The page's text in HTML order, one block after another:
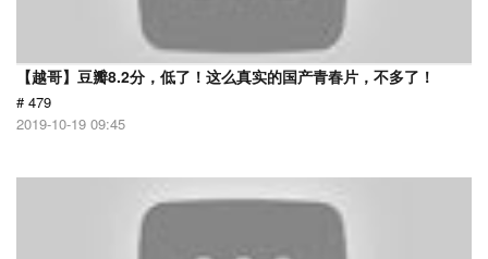
【越哥】豆瓣8.2分，低了！这么真实的国产青春片，不多了！
# 479
2019-10-19 09:45